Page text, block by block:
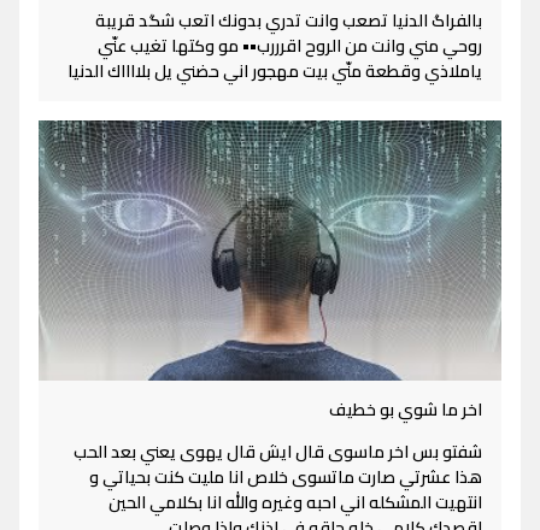
بالفراگ الدنيا تصعب وانت تدري بدونك اتعب شگد قريبة
روحي مني وانت من الروح اقرررب•• مو وكتها تغيب عنّي
ياملاذي وقطعة منّي بيت مهجور اني حضني يل بلااااك الدنيا
اخر ما شوي بو خطيف
شفتو بس اخر ماسوى قال ايش قال يهوى يعني بعد الحب
هذا عشرتي صارت ماتسوى خلاص انا مليت كنت بحياتي و
انتهيت المشكله اني احبه وغيره والله انا بكلامي الحين